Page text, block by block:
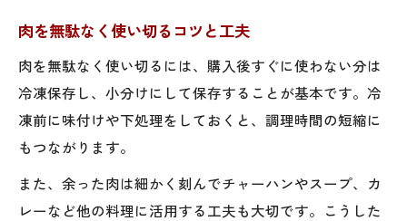
肉を無駄なく使い切るコツと工夫
肉を無駄なく使い切るには、購入後すぐに使わない分は
冷凍保存し、小分けにして保存することが基本です。冷
凍前に味付けや下処理をしておくと、調理時間の短縮に
もつながります。
また、余った肉は細かく刻んでチャーハンやスープ、カ
レーなど他の料理に活用する工夫も大切です。こうした